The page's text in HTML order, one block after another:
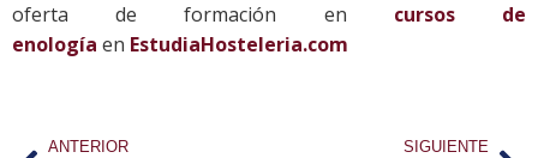
oferta de formación en cursos de
enología en EstudiaHosteleria.com
ANTERIOR SIGUIENTE